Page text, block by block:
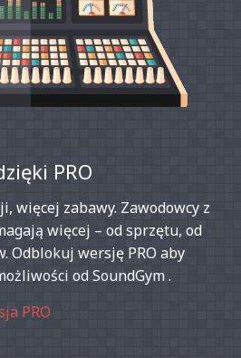
PRO
więcej zabawy. Zawodowcy z
więcej – od sprzętu, od
Odblokuj wersję PRO aby
od SoundGym .
PRO